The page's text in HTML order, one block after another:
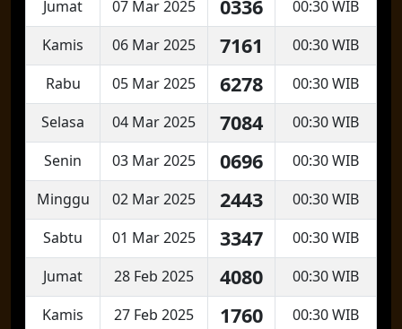
Jumat
07 Mar 2025 0336
00:30 WIB
Kamis
06 Mar 2025 7161
00:30 WIB
Rabu
05 Mar 2025 6278
00:30 WIB
Selasa
04 Mar 2025 7084
00:30 WIB
Senin
03 Mar 2025 0696
00:30 WIB
Minggu
02 Mar 2025 2443
00:30 WIB
Sabtu
01 Mar 2025 3347
00:30 WIB
Jumat
28 Feb 2025 4080
00:30 WIB
Kamis
27 Feb 2025 1760
00:30 WIB